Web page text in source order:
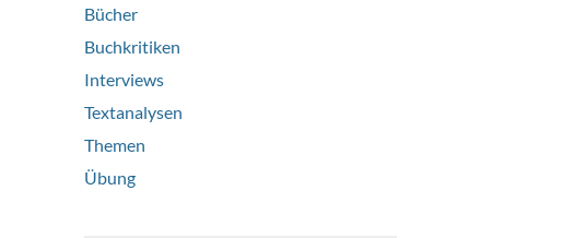
Bücher
Buchkritiken
Interviews
Textanalysen
Themen
Übung